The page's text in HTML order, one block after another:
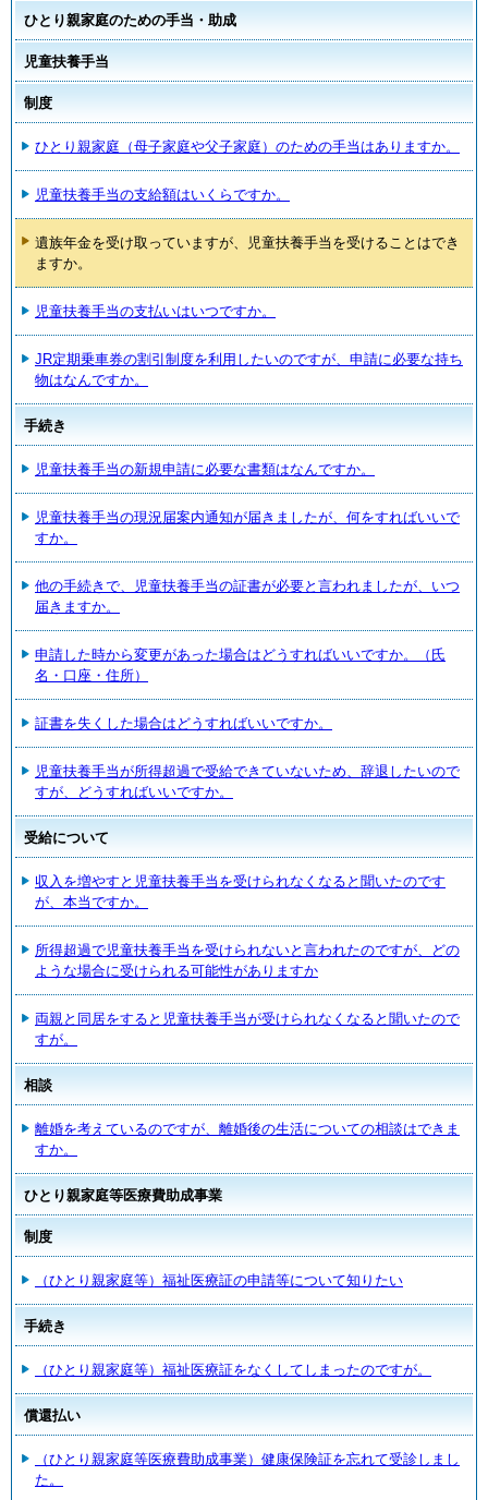
ひとり親家庭のための手当・助成
児童扶養手当
制度
ひとり親家庭（母子家庭や父子家庭）のための手当はありますか。
児童扶養手当の支給額はいくらですか。
遺族年金を受け取っていますが、児童扶養手当を受けることはでき
ますか。
児童扶養手当の支払いはいつですか。
JR定期乗車券の割引制度を利用したいのですが、申請に必要な持ち
物はなんですか。
手続き
児童扶養手当の新規申請に必要な書類はなんですか。
児童扶養手当の現況届案内通知が届きましたが、何をすればいいで
すか。
他の手続きで、児童扶養手当の証書が必要と言われましたが、いつ
届きますか。
申請した時から変更があった場合はどうすればいいですか。（氏
名・口座・住所）
証書を失くした場合はどうすればいいですか。
児童扶養手当が所得超過で受給できていないため、辞退したいので
すが、どうすればいいですか。
受給について
収入を増やすと児童扶養手当を受けられなくなると聞いたのです
が、本当ですか。
所得超過で児童扶養手当を受けられないと言われたのですが、どの
ような場合に受けられる可能性がありますか
両親と同居をすると児童扶養手当が受けられなくなると聞いたので
すが。
相談
離婚を考えているのですが、離婚後の生活についての相談はできま
すか。
ひとり親家庭等医療費助成事業
制度
（ひとり親家庭等）福祉医療証の申請等について知りたい
手続き
（ひとり親家庭等）福祉医療証をなくしてしまったのですが。
償還払い
（ひとり親家庭等医療費助成事業）健康保険証を忘れて受診しまし
た。